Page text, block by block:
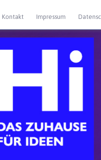
Kontakt Impressum
» Für Gründer
mehr erfahren